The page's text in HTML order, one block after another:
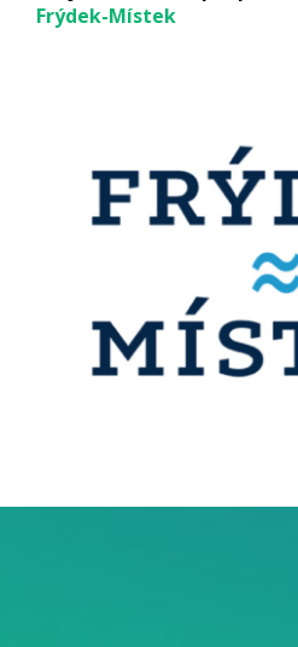
Frýdek-Místek